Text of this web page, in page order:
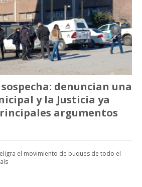
denuncian una
y la Justicia ya
argumentos
el movimiento de buques de todo el